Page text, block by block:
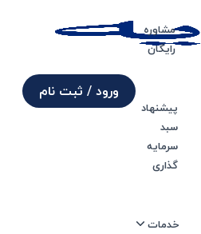
ورود / ثبت نام
مشاوره
رایگان
پیشنهاد
سبد
سرمایه
گذاری
خدمات